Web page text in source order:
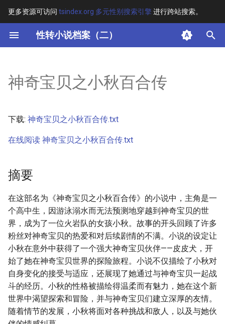
更多资源可访问 tsindex.org 多元性别搜索引擎进行跨站搜索。
性转小说档案（二）
键
开
搜
索
其他信息
正文
神奇宝贝之小秋百合传
下载: 神奇宝贝之小秋百合传.txt
在线阅读 神奇宝贝之小秋百合传.txt
摘要
在这部名为《神奇宝贝之小秋百合传》的小说中，主角是一
个高中生，因游泳溺水而无法预测地穿越到神奇宝贝的世
界，成为了一位火岩队的女孩小秋。故事的开头回顾了许多
粉丝对神奇宝贝的热爱和对后续剧情的不满。小说的设定让
小秋在意外中获得了一个强大神奇宝贝伙伴——皮皮犬，开
始了她在神奇宝贝世界的探险旅程。小说不仅描绘了小秋对
自身变化的接受与适应，还展现了她通过与神奇宝贝一起战
斗的经历。小秋的性格被描绘得温柔而有魅力，她在这个新
世界中渴望探索和冒险，并与神奇宝贝们建立深厚的友情。
随着情节的发展，小秋将面对各种挑战和敌人，以及与她伙